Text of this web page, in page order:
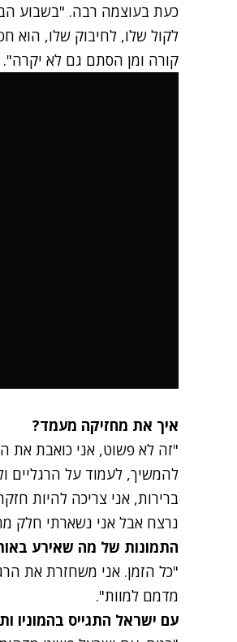
כעת בעוצמה רבה. "בשבוע
לקול שלו, לחיבוק שלו, הוא
קורה ומן הסתם גם לא יקרה".
איך את מחזיקה מעמד?
"זה לא פשוט, אני כואבת את
להמשיך, לעמוד על הרגליים
ברירות, אני צריכה להיות
נרצח אבל אני נשארתי חלק
התמונות של מה שאירע
"כל הזמן. אני משחזרת את
מדמם למוות".
עם ישראל התגייס בהמוניו